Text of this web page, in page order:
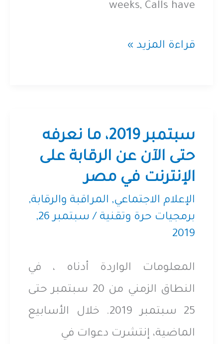
weeks, Calls have
September
what
we
know
so
far
Internet
censorship
قراءة المزيد »
سبتمبر 2019، ما نعرفه
حتى الآن عن الرقابة على
الإنترنت في مصر
الإعلام الاجتماعي, المراقبة والرقابة,
برمجيات حرة وتقنية /
سبتمبر 26,
2019
المعلومات الواردة أدناه ، في
النطاق الزمني من 20 سبتمبر حتى
25 سبتمبر 2019. خلال الأسابيع
الماضية، إنتشرت دعوات في